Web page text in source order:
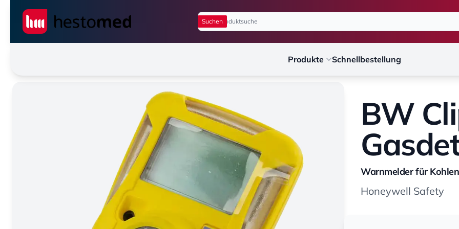
Seiwert GmbH
Produkte Schnellbestellung
BW
Warnmelder für
Honeywell Safety